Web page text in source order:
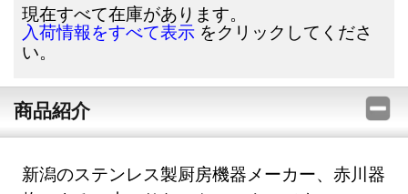
現在すべて在庫があります。
入荷情報をすべて表示 をクリックしてくださ
い。
商品紹介
新潟のステンレス製厨房機器メーカー、赤川器